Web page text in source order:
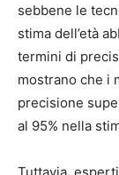
sebbene le
stima dell’età
termini di
mostrano che i
precisione
al 95% nella